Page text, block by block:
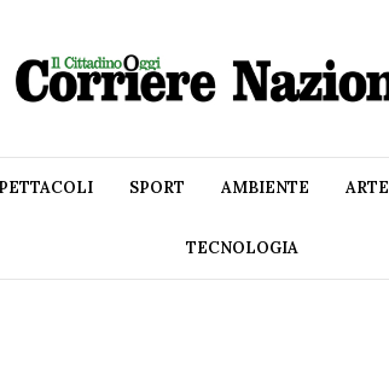
SPORT AMBIENTE ARTE
TECNOLOGIA